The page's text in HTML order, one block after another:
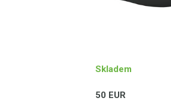
Skladem
50 EUR